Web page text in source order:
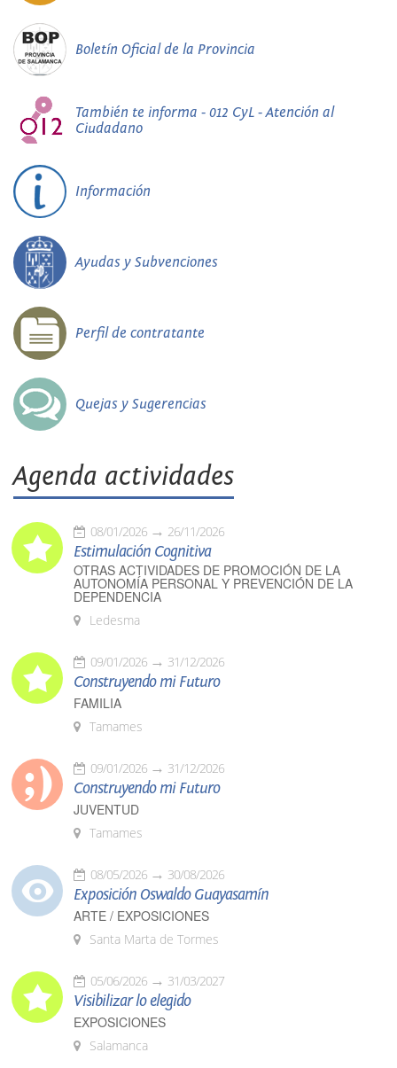
Boletín Oficial de la Provincia
También te informa - 012 CyL - Atención al
Ciudadano
Información
Ayudas y Subvenciones
Perfil de contratante
Quejas y Sugerencias
Agenda actividades
08/01/2026 26/11/2026
Estimulación Cognitiva
OTRAS ACTIVIDADES DE PROMOCIÓN DE LA
AUTONOMÍA PERSONAL Y PREVENCIÓN DE LA
DEPENDENCIA
Ledesma
09/01/2026 31/12/2026
Construyendo mi Futuro
FAMILIA
Tamames
09/01/2026 31/12/2026
Construyendo mi Futuro
JUVENTUD
Tamames
08/05/2026 30/08/2026
Exposición Oswaldo Guayasamín
ARTE / EXPOSICIONES
Santa Marta de Tormes
05/06/2026 31/03/2027
Visibilizar lo elegido
EXPOSICIONES
Salamanca